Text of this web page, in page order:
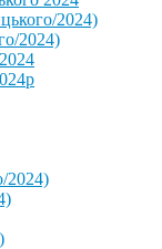
2024)
2024)
2024)